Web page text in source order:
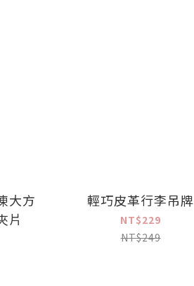
大方
片
輕巧皮革行李吊牌
NT$229
NT$249